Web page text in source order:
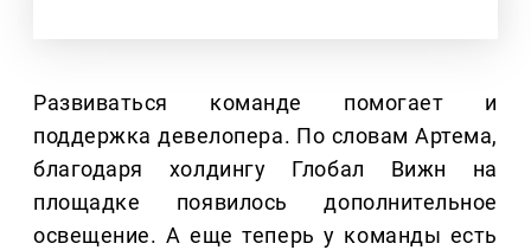
Развиваться команде помогает и
поддержка девелопера. По словам Артема,
благодаря холдингу Глобал Вижн на
площадке появилось дополнительное
освещение. А еще теперь у команды есть